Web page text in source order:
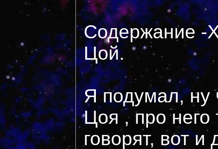
Содержание
Цой.
Я подумал, ну
Цоя , про него
говорят, вот